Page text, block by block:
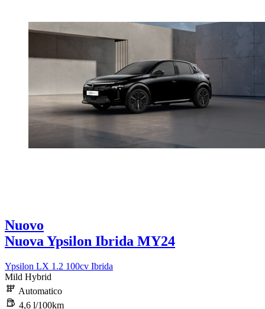
Nuovo
Nuova Ypsilon Ibrida MY24
Ypsilon LX 1.2 100cv Ibrida
Mild Hybrid
Automatico
4,6 l/100km